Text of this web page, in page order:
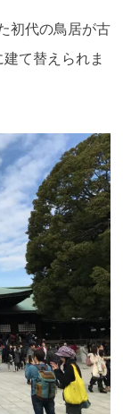
初代の鳥居が古
て替えられま